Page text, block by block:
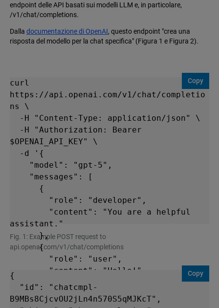
endpoint delle API basati sui modelli LLM e, in particolare,
/v1/chat/completions.
Dalla documentazione di OpenAI, questo endpoint "crea una
risposta del modello per la chat specifica" (Figura 1 e Figura 2).
curl
https://api.openai.com/v1/chat/completio
ns \
$OPENAI_API_KEY" \
assistant."
      },
      {
        "content": "Hello!"
      }
    ]
Copy
Fig. 1: Example POST request to
api.openai.com/v1/chat/completions
{
B9MBs8CjcvOU2jLn4n570S5qMJKcT",
Copy